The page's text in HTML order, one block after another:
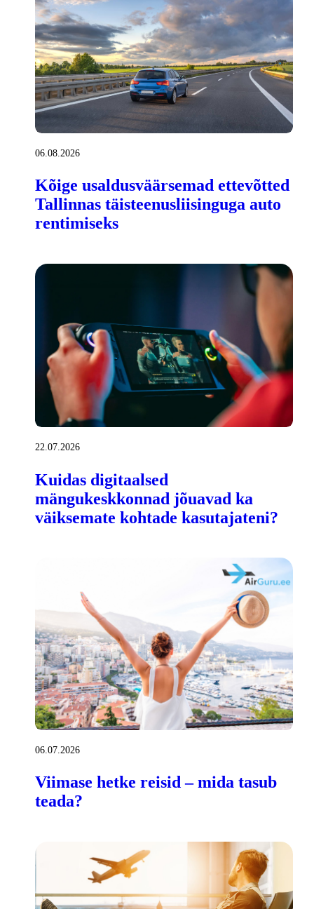
06.08.2026
Kõige usaldusväärsemad ettevõtted
Tallinnas täisteenusliisinguga auto
rentimiseks
22.07.2026
Kuidas digitaalsed
mängukeskkonnad jõuavad ka
väiksemate kohtade kasutajateni?
06.07.2026
Viimase hetke reisid – mida tasub
teada?